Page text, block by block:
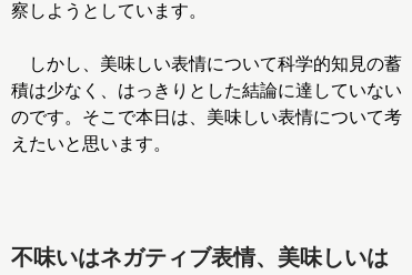
察しようとしています。
しかし、美味しい表情について科学的知見の蓄
積は少なく、はっきりとした結論に達していない
のです。そこで本日は、美味しい表情について考
えたいと思います。
不味いはネガティブ表情、美味しいは